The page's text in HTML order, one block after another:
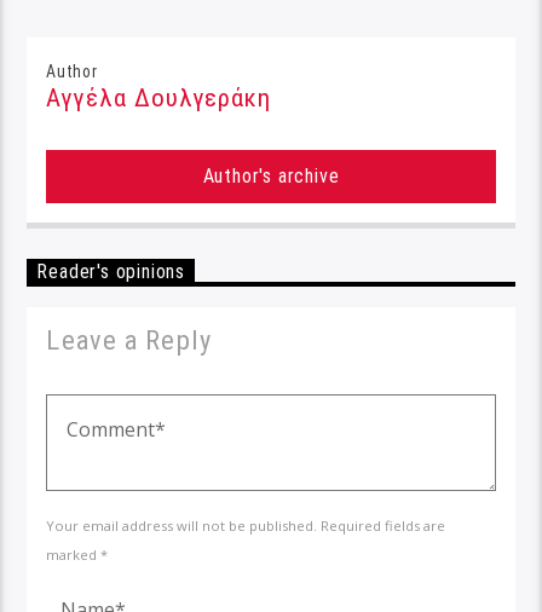
Author
Αγγέλα Δουλγεράκη
Author's archive
Reader's opinions
Leave a Reply
Your email address will not be published. Required fields are
marked *